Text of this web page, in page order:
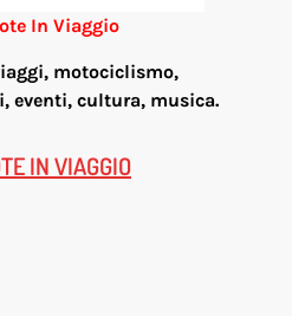
In Viaggio
motociclismo,
eventi, cultura, musica.
IN VIAGGIO